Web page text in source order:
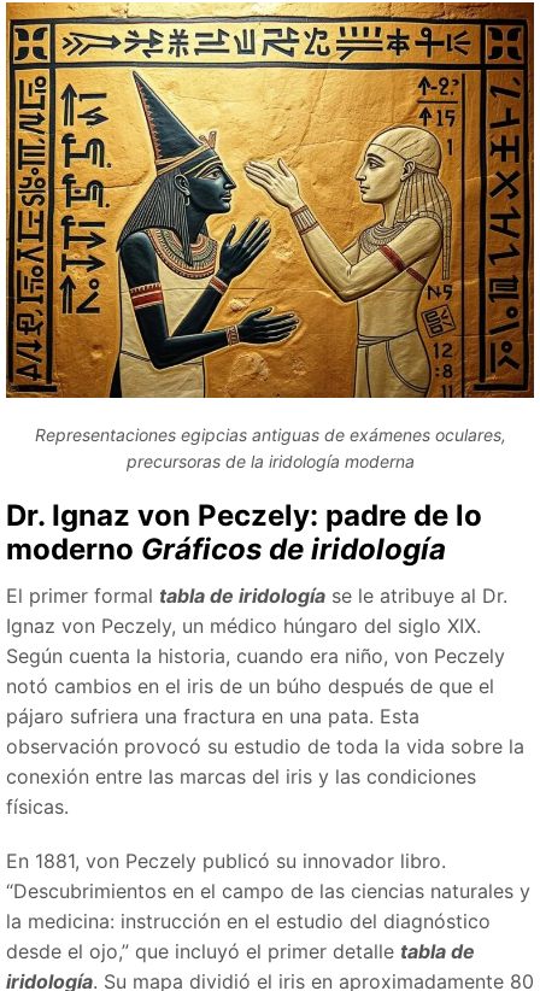
Representaciones egipcias antiguas de exámenes oculares,
precursoras de la iridología moderna
Dr. Ignaz von Peczely: padre de lo
moderno Gráficos de iridología
El primer formal tabla de iridología se le atribuye al Dr.
Ignaz von Peczely, un médico húngaro del siglo XIX.
Según cuenta la historia, cuando era niño, von Peczely
notó cambios en el iris de un búho después de que el
pájaro sufriera una fractura en una pata. Esta
observación provocó su estudio de toda la vida sobre la
conexión entre las marcas del iris y las condiciones
físicas.
En 1881, von Peczely publicó su innovador libro.
“Descubrimientos en el campo de las ciencias naturales y
la medicina: instrucción en el estudio del diagnóstico
desde el ojo,” que incluyó el primer detalle tabla de
iridología. Su mapa dividió el iris en aproximadamente 80